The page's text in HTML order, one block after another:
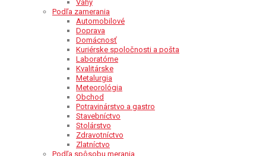
Váhy
Podľa zamerania
Automobilové
Doprava
Domácnosť
Kuriérske spoločnosti a pošta
Laboratórne
Kvalitárske
Metalurgia
Meteorológia
Obchod
Potravinárstvo a gastro
Stavebníctvo
Stolárstvo
Zdravotníctvo
Zlatníctvo
Podľa spôsobu merania